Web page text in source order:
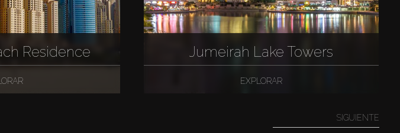
Residence Jumeirah Lake Towers
EXPLORAR
SIGUIENTE